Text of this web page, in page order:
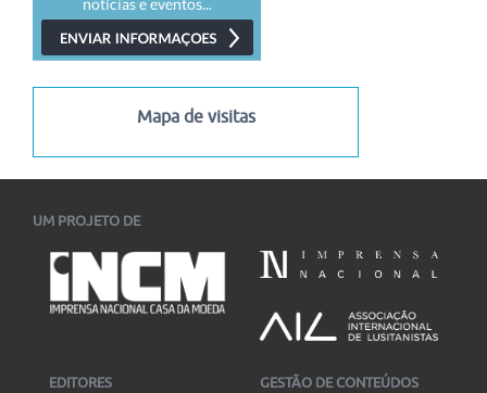
22º Encontro de Estudos Multidisciplinares em Cultura –
ENECULT
Está aberta a chamada para submissão de trabalhos ao 22.º
05/08/2026-13/08/2026
I Congresso Internacional Saramago Vive! em Belo Horizonte
Mapa de visitas
UM PROJETO DE
EDITORES
GESTÃO DE CONTEÚDOS